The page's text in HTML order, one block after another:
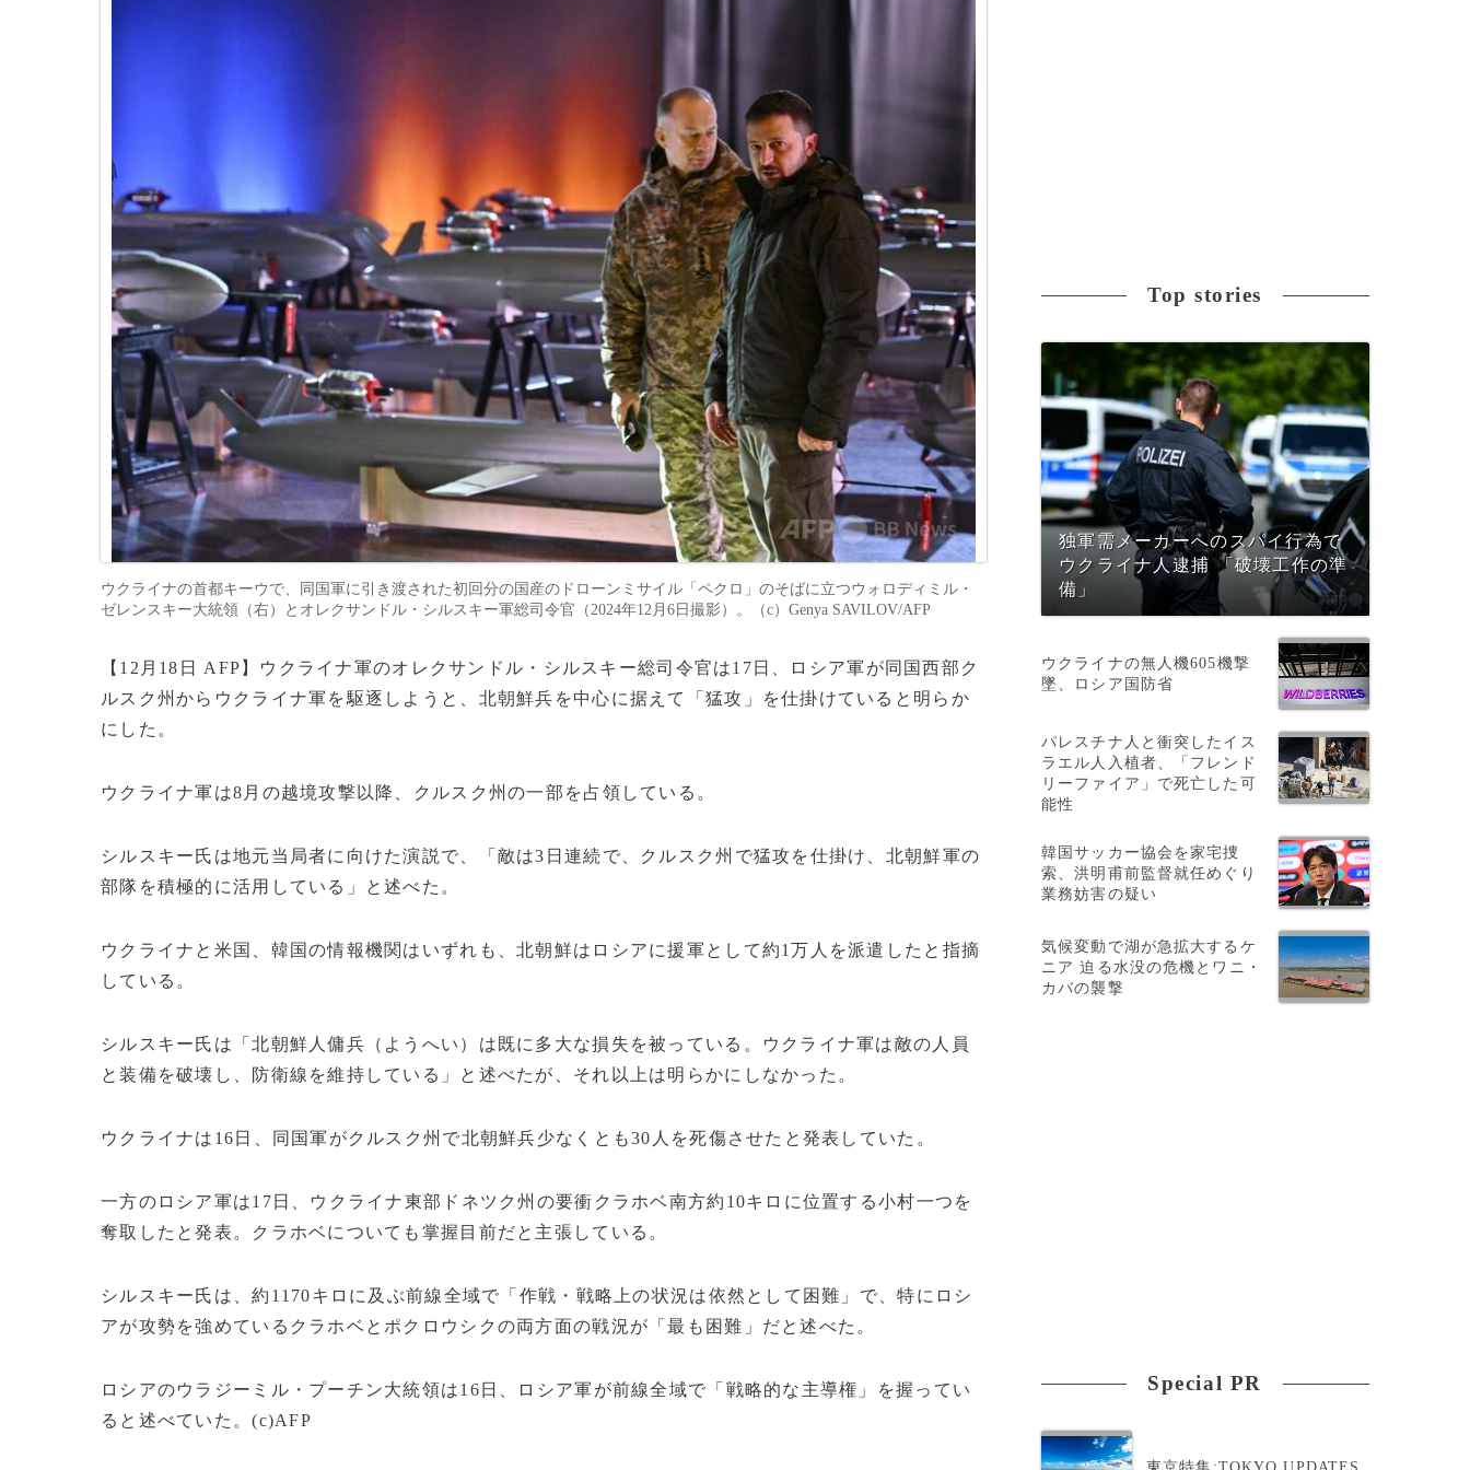
ウクライナの首都キーウで、同国軍に引き渡された初回分の国産のドローンミサイル「ペクロ」のそばに立つウォロディミル・
ゼレンスキー大統領（右）とオレクサンドル・シルスキー軍総司令官（2024年12月6日撮影）。（c）Genya SAVILOV/AFP
【12月18日 AFP】ウクライナ軍のオレクサンドル・シルスキー総司令官は17日、ロシア軍が同国西部ク
ルスク州からウクライナ軍を駆逐しようと、北朝鮮兵を中心に据えて「猛攻」を仕掛けていると明らか
にした。
ウクライナ軍は8月の越境攻撃以降、クルスク州の一部を占領している。
シルスキー氏は地元当局者に向けた演説で、「敵は3日連続で、クルスク州で猛攻を仕掛け、北朝鮮軍の
部隊を積極的に活用している」と述べた。
ウクライナと米国、韓国の情報機関はいずれも、北朝鮮はロシアに援軍として約1万人を派遣したと指摘
している。
シルスキー氏は「北朝鮮人傭兵（ようへい）は既に多大な損失を被っている。ウクライナ軍は敵の人員
と装備を破壊し、防衛線を維持している」と述べたが、それ以上は明らかにしなかった。
ウクライナは16日、同国軍がクルスク州で北朝鮮兵少なくとも30人を死傷させたと発表していた。
一方のロシア軍は17日、ウクライナ東部ドネツク州の要衝クラホベ南方約10キロに位置する小村一つを
奪取したと発表。クラホベについても掌握目前だと主張している。
シルスキー氏は、約1170キロに及ぶ前線全域で「作戦・戦略上の状況は依然として困難」で、特にロシ
アが攻勢を強めているクラホベとポクロウシクの両方面の戦況が「最も困難」だと述べた。
ロシアのウラジーミル・プーチン大統領は16日、ロシア軍が前線全域で「戦略的な主導権」を握ってい
ると述べていた。(c)AFP
Top stories
独軍需メーカーへのスパイ行為で
ウクライナ人逮捕 「破壊工作の準
備」
ウクライナの無人機605機撃
墜、ロシア国防省
パレスチナ人と衝突したイス
ラエル人入植者、「フレンド
リーファイア」で死亡した可
能性
韓国サッカー協会を家宅捜
索、洪明甫前監督就任めぐり
業務妨害の疑い
気候変動で湖が急拡大するケ
ニア 迫る水没の危機とワニ・
カバの襲撃
Special PR
東京特集:TOKYO UPDATES